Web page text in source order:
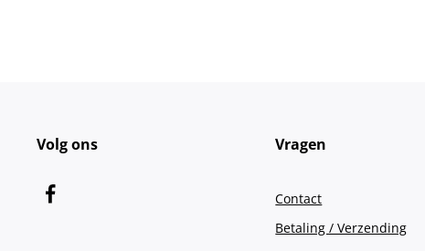
Volg ons Vragen
Contact
Betaling / Verzending